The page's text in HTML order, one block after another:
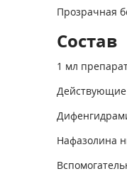
Прозрачная
Состав
1 мл
Нафазолина